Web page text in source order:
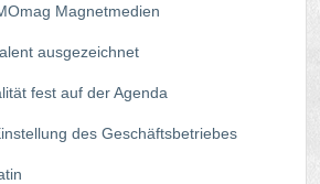
Magnetmedien
ausgezeichnet
fest auf der Agenda
des Geschäftsbetriebes